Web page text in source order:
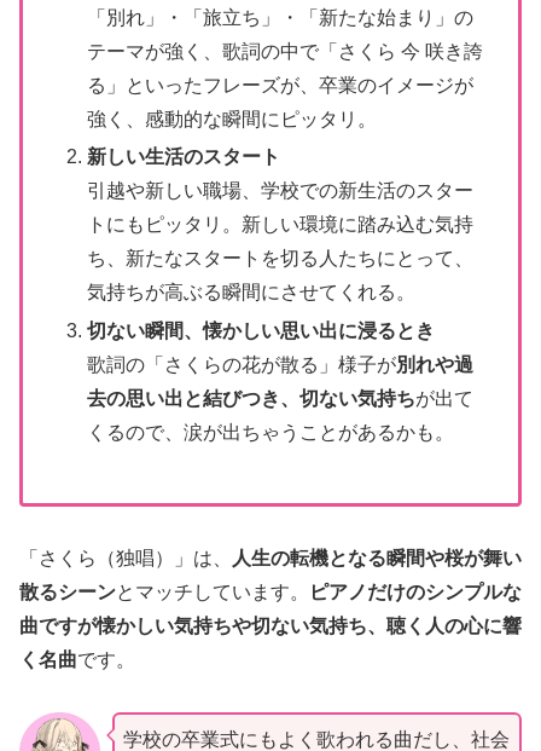
「別れ」・「旅立ち」・「新たな始まり」の
テーマが強く、歌詞の中で「さくら 今 咲き誇
る」といったフレーズが、卒業のイメージが
強く、感動的な瞬間にピッタリ。
新しい生活のスタート
引越や新しい職場、学校での新生活のスター
トにもピッタリ。新しい環境に踏み込む気持
ち、新たなスタートを切る人たちにとって、
気持ちが高ぶる瞬間にさせてくれる。
切ない瞬間、懐かしい思い出に浸るとき
歌詞の「さくらの花が散る」様子が別れや過
去の思い出と結びつき、切ない気持ちが出て
くるので、涙が出ちゃうことがあるかも。
「さくら（独唱）」は、
人生の転機となる瞬間や桜が舞い
散るシーンとマッチしています。
ピアノだけのシンプルな
曲ですが懐かしい気持ちや切ない気持ち、聴く人の心に響
く名曲です。
学校の卒業式にもよく歌われる曲だし、社会